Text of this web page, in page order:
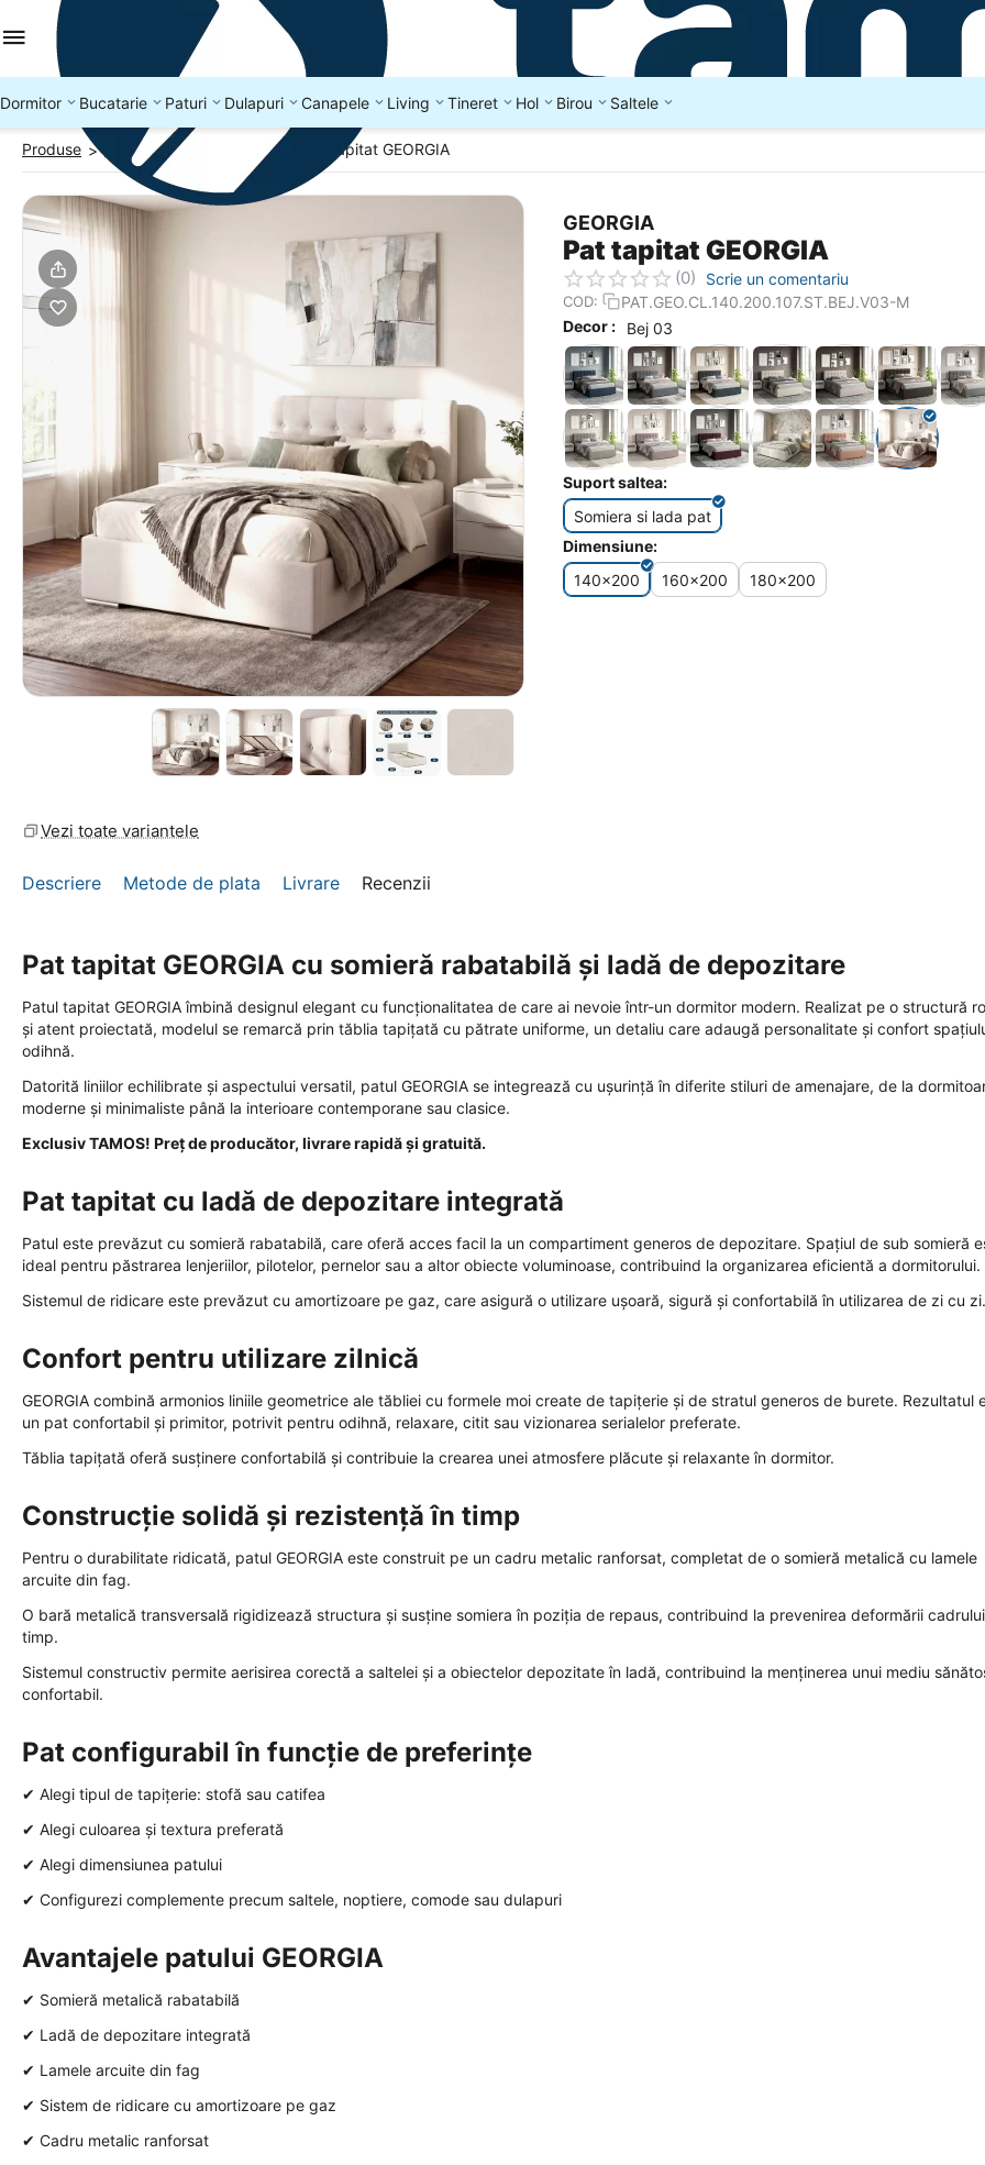
Dormitor Bucatarie Paturi Dulapuri Canapele Living Tineret Hol Birou Saltele
Produse > Paturi tapitate 140x200 Pat tapitat GEORGIA
GEORGIA
Pat tapitat GEORGIA
(0) Scrie un comentariu
COD:
PAT.GEO.CL.140.200.107.ST.BEJ.V03-M
Decor :
Bej 03
Suport saltea:
Somiera si lada pat
Dimensiune:
140x200
160x200 180x200
Vezi toate variantele
Descriere Metode de plata Livrare Recenzii
Pat tapitat GEORGIA cu somieră rabatabilă și ladă de depozitare
Patul tapitat GEORGIA îmbină designul elegant cu funcționalitatea de care ai nevoie într-un dormitor modern. Realizat pe o structură
și atent proiectată, modelul se remarcă prin tăblia tapițată cu pătrate uniforme, un detaliu care adaugă personalitate și confort
odihnă.
Datorită liniilor echilibrate și aspectului versatil, patul GEORGIA se integrează cu ușurință în diferite stiluri de amenajare, de la
moderne și minimaliste până la interioare contemporane sau clasice.
Exclusiv TAMOS! Preț de producător, livrare rapidă și gratuită.
Pat tapitat cu ladă de depozitare integrată
Patul este prevăzut cu somieră rabatabilă, care oferă acces facil la un compartiment generos de depozitare. Spațiul de sub somieră
ideal pentru păstrarea lenjeriilor, pilotelor, pernelor sau a altor obiecte voluminoase, contribuind la organizarea eficientă a dormitorului.
Sistemul de ridicare este prevăzut cu amortizoare pe gaz, care asigură o utilizare ușoară, sigură și confortabilă în utilizarea de zi cu zi.
Confort pentru utilizare zilnică
GEORGIA combină armonios liniile geometrice ale tăbliei cu formele moi create de tapițerie și de stratul generos de burete. Rezultatul
un pat confortabil și primitor, potrivit pentru odihnă, relaxare, citit sau vizionarea serialelor preferate.
Tăblia tapițată oferă susținere confortabilă și contribuie la crearea unei atmosfere plăcute și relaxante în dormitor.
Construcție solidă și rezistență în timp
Pentru o durabilitate ridicată, patul GEORGIA este construit pe un cadru metalic ranforsat, completat de o somieră metalică cu lamele
arcuite din fag.
O bară metalică transversală rigidizează structura și susține somiera în poziția de repaus, contribuind la prevenirea deformării
timp.
Sistemul constructiv permite aerisirea corectă a saltelei și a obiectelor depozitate în ladă, contribuind la menținerea unui mediu
confortabil.
Pat configurabil în funcție de preferințe
✔ Alegi tipul de tapițerie: stofă sau catifea
✔ Alegi culoarea și textura preferată
✔ Alegi dimensiunea patului
✔ Configurezi complemente precum saltele, noptiere, comode sau dulapuri
Avantajele patului GEORGIA
✔ Somieră metalică rabatabilă
✔ Ladă de depozitare integrată
✔ Lamele arcuite din fag
✔ Sistem de ridicare cu amortizoare pe gaz
✔ Cadru metalic ranforsat